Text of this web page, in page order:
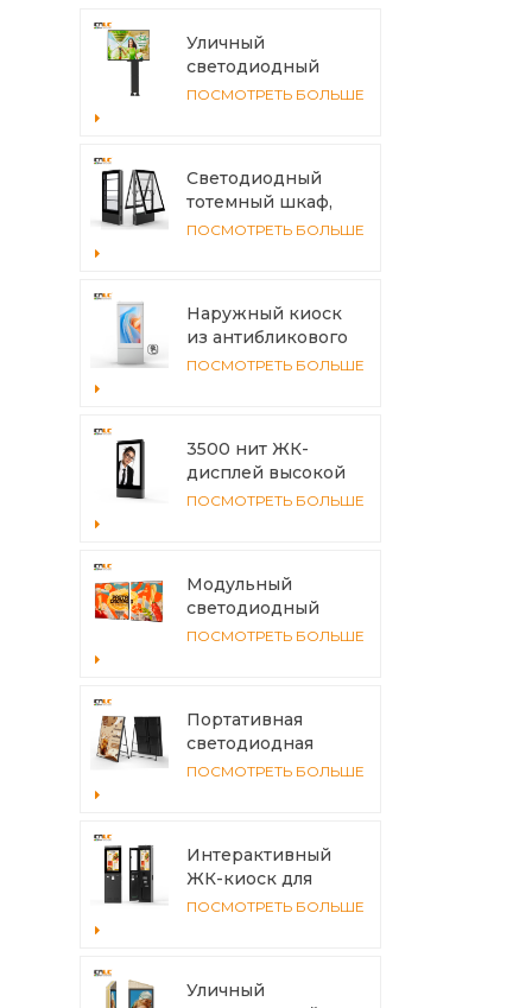
Уличный
светодиодный
рекламный щит
ПОСМОТРЕТЬ БОЛЬШЕ
Светодиодный
тотемный шкаф,
алюминиевый
охлаждения
ПОСМОТРЕТЬ БОЛЬШЕ
Наружный киоск
из антибликового
стекла с
ПОСМОТРЕТЬ БОЛЬШЕ
3500 нит ЖК-
дисплей высокой
яркости для
корпусом и
теплоотводом
ПОСМОТРЕТЬ БОЛЬШЕ
Модульный
светодиодный
дисплей из
подходит для
установки любого
размера
ПОСМОТРЕТЬ БОЛЬШЕ
Портативная
светодиодная
уличная вывеска с
розничной
торговли и
мероприятий
ПОСМОТРЕТЬ БОЛЬШЕ
Интерактивный
ЖК-киоск для
наружных
ПОСМОТРЕТЬ БОЛЬШЕ
Уличный